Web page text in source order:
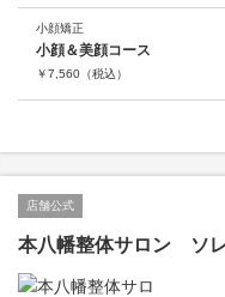
小顔矯正
小顔＆美顔コース
￥7,560 （税込）
店舗公式
本八幡整体サロン ソ